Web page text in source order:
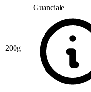
200g
Guanciale